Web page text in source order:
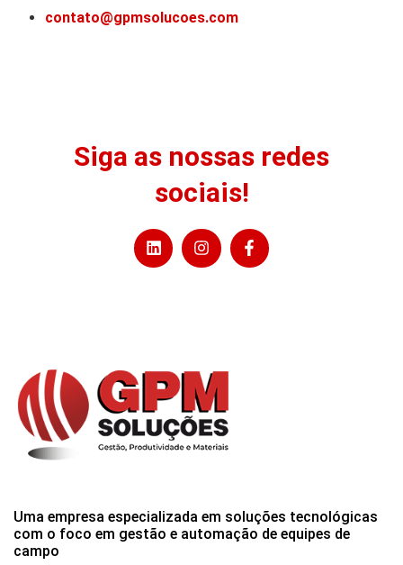
contato@gpmsolucoes.com
Siga as nossas redes
sociais!
Uma empresa especializada em soluções tecnológicas
com o foco em gestão e automação de equipes de
campo